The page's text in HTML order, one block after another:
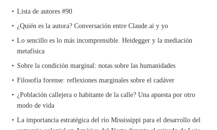
Lista de autores #90
¿Quién es la autora? Conversación entre Claude.ai y yo
Lo sencillo es lo más incomprensible. Heidegger y la mediación
metafísica
Sobre la condición marginal: notas sobre las humanidades
Filosofía forense: reflexiones marginales sobre el cadáver
¿Población callejera o habitante de la calle? Una apuesta por otro
modo de vida
La importancia estratégica del río Mississippi para el desarrollo del